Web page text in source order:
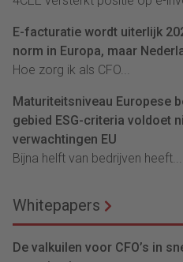
E-facturatie wordt uiterlijk
norm in Europa, maar
Hoe zorg ik als CFO...
Maturiteitsniveau Europese
gebied ESG-criteria voldoet
verwachtingen EU
Bijna helft van bedrijven heeft...
Whitepapers
De valkuilen voor CFO’s in